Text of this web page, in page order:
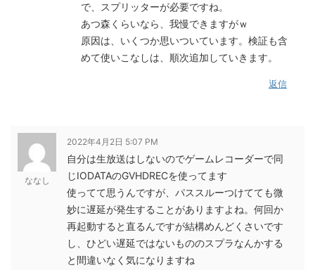
で、スプリッターが必要ですね。
あつ森くらいなら、我慢できますがｗ
原因は、いくつか思いついています。検証も含
めて使いこなしは、順次追加していきます。
返信
ななし
2022年4月2日 5:07 PM
自分は生放送はしないのでゲームレコーダーで同
じIODATAのGVHDRECを使ってます
使ってて思うんですが、パススルーつけてても微
妙に遅延が発生することがありますよね。何回か
再起動すると直るんですが結構めんどくさいです
し、ひどい遅延ではないもののスプラなんかする
と間違いなく気になりますね